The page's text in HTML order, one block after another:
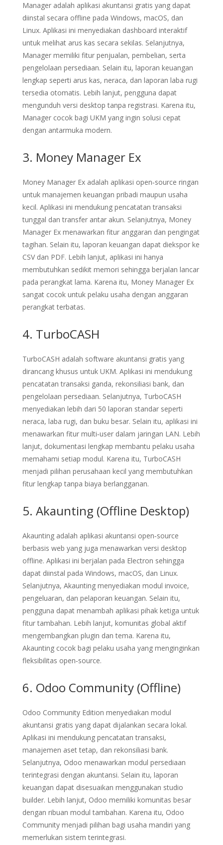
Manager adalah aplikasi akuntansi gratis yang dapat
diinstal secara offline pada Windows, macOS, dan
Linux. Aplikasi ini menyediakan dashboard interaktif
untuk melihat arus kas secara sekilas. Selanjutnya,
Manager memiliki fitur penjualan, pembelian, serta
pengelolaan persediaan. Selain itu, laporan keuangan
lengkap seperti arus kas, neraca, dan laporan laba rugi
tersedia otomatis. Lebih lanjut, pengguna dapat
mengunduh versi desktop tanpa registrasi. Karena itu,
Manager cocok bagi UKM yang ingin solusi cepat
dengan antarmuka modern.
3. Money Manager Ex
Money Manager Ex adalah aplikasi open‑source ringan
untuk manajemen keuangan pribadi maupun usaha
kecil. Aplikasi ini mendukung pencatatan transaksi
tunggal dan transfer antar akun. Selanjutnya, Money
Manager Ex menawarkan fitur anggaran dan pengingat
tagihan. Selain itu, laporan keuangan dapat diekspor ke
CSV dan PDF. Lebih lanjut, aplikasi ini hanya
membutuhkan sedikit memori sehingga berjalan lancar
pada perangkat lama. Karena itu, Money Manager Ex
sangat cocok untuk pelaku usaha dengan anggaran
perangkat terbatas.
4. TurboCASH
TurboCASH adalah software akuntansi gratis yang
dirancang khusus untuk UKM. Aplikasi ini mendukung
pencatatan transaksi ganda, rekonsiliasi bank, dan
pengelolaan persediaan. Selanjutnya, TurboCASH
menyediakan lebih dari 50 laporan standar seperti
neraca, laba rugi, dan buku besar. Selain itu, aplikasi ini
menawarkan fitur multi‑user dalam jaringan LAN. Lebih
lanjut, dokumentasi lengkap membantu pelaku usaha
memahami setiap modul. Karena itu, TurboCASH
menjadi pilihan perusahaan kecil yang membutuhkan
fitur lengkap tanpa biaya berlangganan.
5. Akaunting (Offline Desktop)
Akaunting adalah aplikasi akuntansi open‑source
berbasis web yang juga menawarkan versi desktop
offline. Aplikasi ini berjalan pada Electron sehingga
dapat diinstal pada Windows, macOS, dan Linux.
Selanjutnya, Akaunting menyediakan modul invoice,
pengeluaran, dan pelaporan keuangan. Selain itu,
pengguna dapat menambah aplikasi pihak ketiga untuk
fitur tambahan. Lebih lanjut, komunitas global aktif
mengembangkan plugin dan tema. Karena itu,
Akaunting cocok bagi pelaku usaha yang menginginkan
fleksibilitas open‑source.
6. Odoo Community (Offline)
Odoo Community Edition menyediakan modul
akuntansi gratis yang dapat dijalankan secara lokal.
Aplikasi ini mendukung pencatatan transaksi,
manajemen aset tetap, dan rekonsiliasi bank.
Selanjutnya, Odoo menawarkan modul persediaan
terintegrasi dengan akuntansi. Selain itu, laporan
keuangan dapat disesuaikan menggunakan studio
builder. Lebih lanjut, Odoo memiliki komunitas besar
dengan ribuan modul tambahan. Karena itu, Odoo
Community menjadi pilihan bagi usaha mandiri yang
memerlukan sistem terintegrasi.